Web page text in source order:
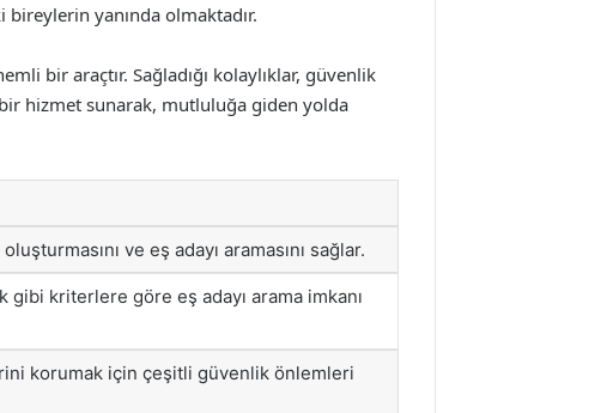
yanında olmaktadır.
bir araçtır. Sağladığı kolaylıklar, güvenlik
hizmet sunarak, mutluluğa giden yolda
ve eş adayı aramasını sağlar.
gibi kriterlere göre eş adayı arama imkanı
korumak için çeşitli güvenlik önlemleri